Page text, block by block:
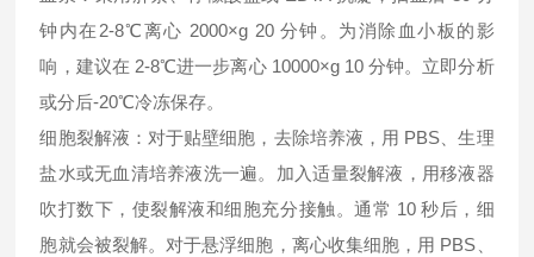
钟内在2-8℃离心 2000×g 20 分钟。为消除血小板的影
响，建议在 2-8℃进一步离心 10000×g 10 分钟。立即分析
或分后-20℃冷冻保存。
细胞裂解液：对于贴壁细胞，去除培养液，用 PBS、生理
盐水或无血清培养液洗一遍。加入适量裂解液，用移液器
吹打数下，使裂解液和细胞充分接触。通常 10 秒后，细
胞就会被裂解。对于悬浮细胞，离心收集细胞，用 PBS、